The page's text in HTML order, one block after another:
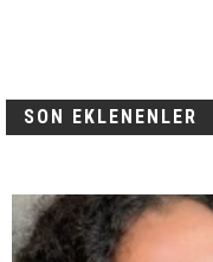
SON EKLENENLER